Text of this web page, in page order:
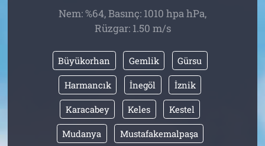
Nem: %64, Basınç: 1010 hpa hPa,
Rüzgar: 1.50 m/s
Büyükorhan Gemlik Gürsu
Harmancık İnegöl İznik
Karacabey Keles Kestel
Mudanya Mustafakemalpaşa